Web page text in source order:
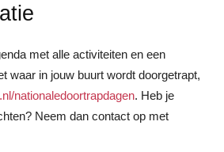
met alle activiteiten en een
waar in jouw buurt wordt doorgetrapt,
nationaledoortrapdagen. Heb je
Neem dan contact op met